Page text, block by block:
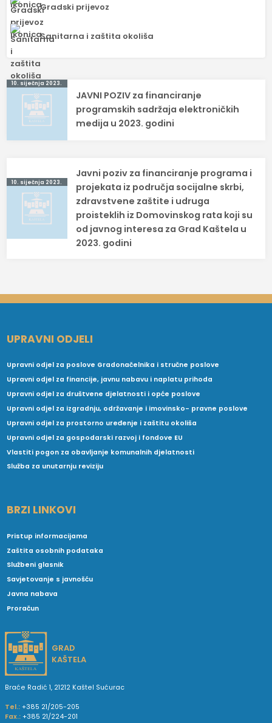
Gradski prijevoz
Sanitarna i zaštita okoliša
Navigacija
objava
10. siječnja 2023.
JAVNI POZIV za financiranje
programskih sadržaja elektroničkih
medija u 2023. godini
10. siječnja 2023.
Javni poziv za financiranje programa i
projekata iz područja socijalne skrbi,
zdravstvene zaštite i udruga
proisteklih iz Domovinskog rata koji su
od javnog interesa za Grad Kaštela u
2023. godini
UPRAVNI ODJELI
Upravni odjel za poslove Gradonačelnika i stručne poslove
Upravni odjel za financije, javnu nabavu i naplatu prihoda
Upravni odjel za društvene djelatnosti i opće poslove
Upravni odjel za izgradnju, održavanje i imovinsko- pravne poslove
Upravni odjel za prostorno uređenje i zaštitu okoliša
Upravni odjel za gospodarski razvoj i fondove EU
Vlastiti pogon za obavljanje komunalnih djelatnosti
Služba za unutarnju reviziju
BRZI LINKOVI
Pristup informacijama
Zaštita osobnih podataka
Službeni glasnik
Savjetovanje s javnošću
Javna nabava
Proračun
GRAD
KAŠTELA
Braće Radić 1, 21212 Kaštel Sućurac
Tel.: +385 21/205-205
Fax.: +385 21/224-201